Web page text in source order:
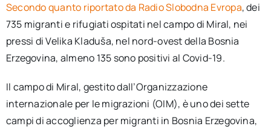
Secondo quanto riportato da Radio Slobodna Evropa, dei
735 migranti e rifugiati ospitati nel campo di Miral, nei
pressi di Velika Kladuša, nel nord-ovest della Bosnia
Erzegovina, almeno 135 sono positivi al Covid-19.
Il campo di Miral, gestito dall’Organizzazione
internazionale per le migrazioni (OIM), è uno dei sette
campi di accoglienza per migranti in Bosnia Erzegovina,